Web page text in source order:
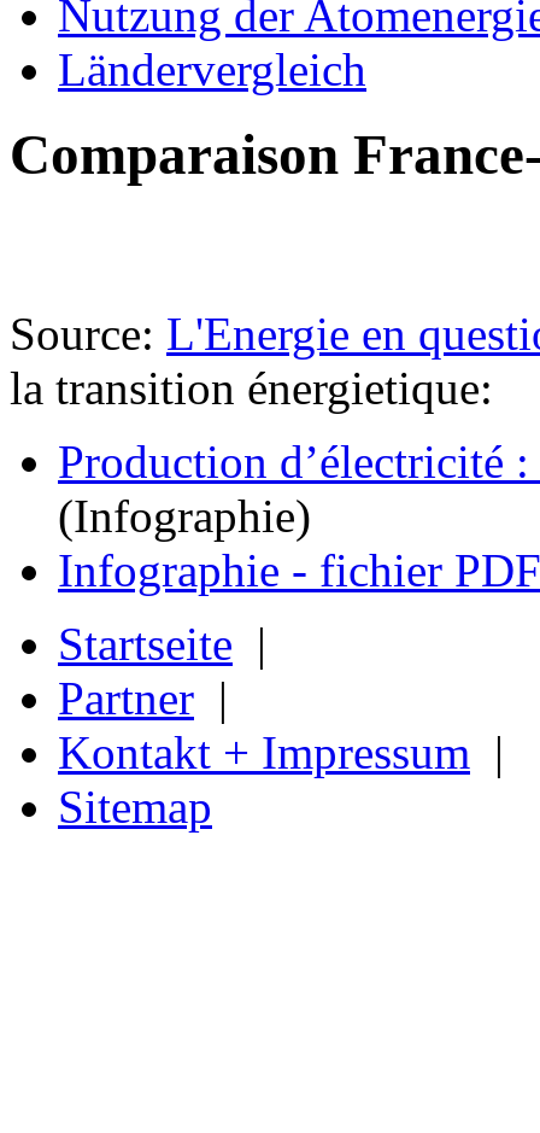
Nutzung der
Ländervergleich
Comparaison
Source: L'Energie en
la transition énergietique:
Production d’électricité
(Infographie)
Infographie - fichier PDF
Startseite |
Partner |
Kontakt + Impressum |
Sitemap